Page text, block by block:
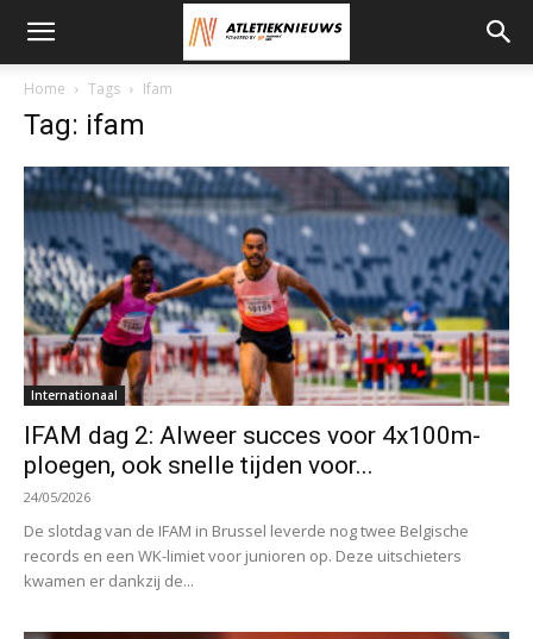
Home Tags Ifam
Tag: ifam
Internationaal
IFAM dag 2: Alweer succes voor 4x100m-
ploegen, ook snelle tijden voor...
24/05/2026
De slotdag van de IFAM in Brussel leverde nog twee Belgische
records en een WK-limiet voor junioren op. Deze uitschieters
kwamen er dankzij de...